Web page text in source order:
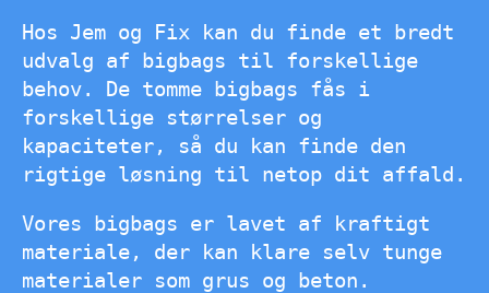
Hos Jem og Fix kan du finde et bredt
udvalg af bigbags til forskellige
behov. De tomme bigbags fås i
forskellige størrelser og
kapaciteter, så du kan finde den
rigtige løsning til netop dit affald.
Vores bigbags er lavet af kraftigt
materiale, der kan klare selv tunge
materialer som grus og beton.